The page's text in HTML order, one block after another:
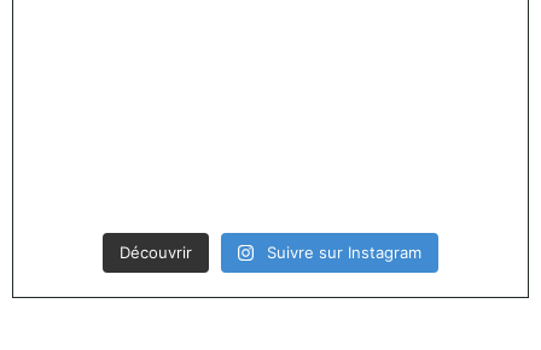
Découvrir Suivre sur Instagram